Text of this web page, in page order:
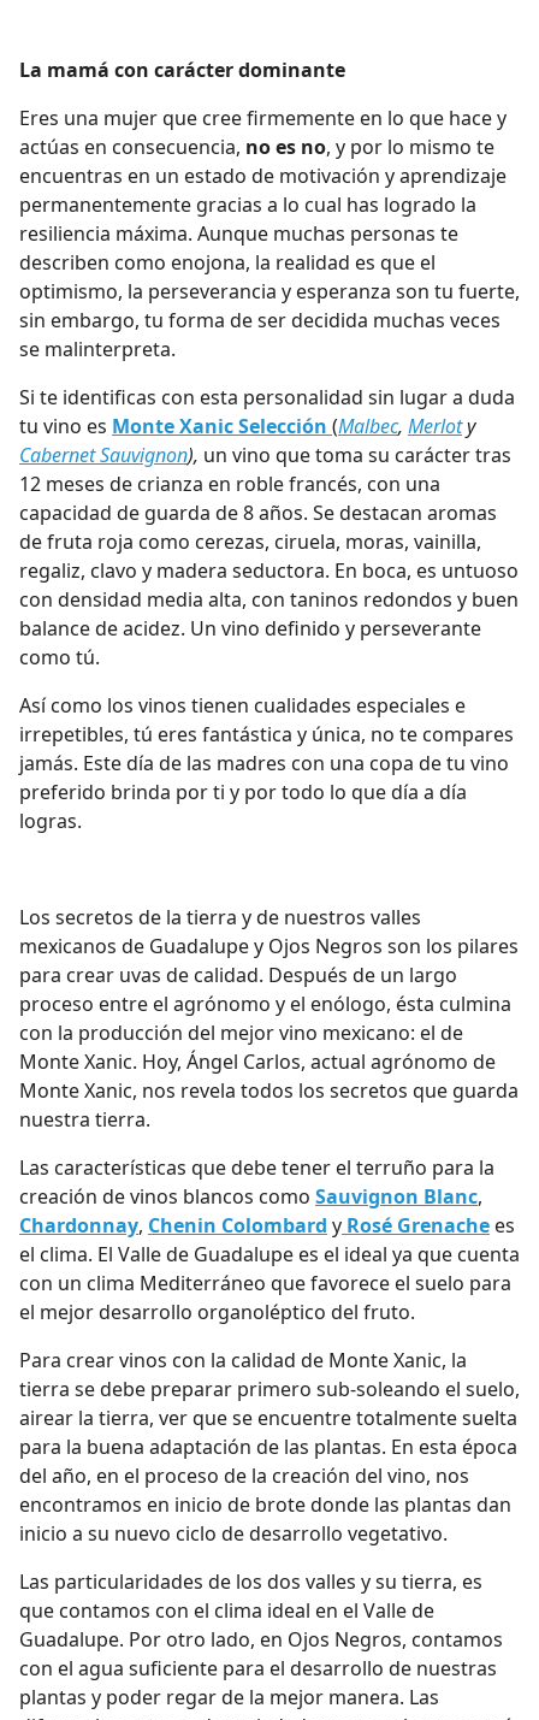
La mamá con carácter dominante
Eres una mujer que cree firmemente en lo que hace y
actúas en consecuencia, no es no, y por lo mismo te
encuentras en un estado de motivación y aprendizaje
permanentemente gracias a lo cual has logrado la
resiliencia máxima. Aunque muchas personas te
describen como enojona, la realidad es que el
optimismo, la perseverancia y esperanza son tu fuerte,
sin embargo, tu forma de ser decidida muchas veces
se malinterpreta.
Si te identificas con esta personalidad sin lugar a duda
tu vino es Monte Xanic Selección (Malbec, Merloty
Cabernet Sauvignon), un vino que toma su carácter tras
12 meses de crianza en roble francés, con una
capacidad de guarda de 8 años. Se destacan aromas
de fruta roja como cerezas, ciruela, moras, vainilla,
regaliz, clavo y madera seductora. En boca, es untuoso
con densidad media alta, con taninos redondos y buen
balance de acidez. Un vino definido y perseverante
como tú.
Así como los vinos tienen cualidades especiales e
irrepetibles, tú eres fantástica y única, no te compares
jamás. Este día de las madres con una copa de tu vino
preferido brinda por ti y por todo lo que día a día
logras.
Los secretos de la tierra y de nuestros valles
mexicanos de Guadalupe y Ojos Negros son los pilares
para crear uvas de calidad. Después de un largo
proceso entre el agrónomo y el enólogo, ésta culmina
con la producción del mejor vino mexicano: el de
Monte Xanic. Hoy, Ángel Carlos, actual agrónomo de
Monte Xanic, nos revela todos los secretos que guarda
nuestra tierra.
Las características que debe tener el terruño para la
creación de vinos blancos como Sauvignon Blanc,
Chardonnay, Chenin Colombard y Rosé Grenache es
el clima. El Valle de Guadalupe es el ideal ya que cuenta
con un clima Mediterráneo que favorece el suelo para
el mejor desarrollo organoléptico del fruto.
Para crear vinos con la calidad de Monte Xanic, la
tierra se debe preparar primero sub-soleando el suelo,
airear la tierra, ver que se encuentre totalmente suelta
para la buena adaptación de las plantas. En esta época
del año, en el proceso de la creación del vino, nos
encontramos en inicio de brote donde las plantas dan
inicio a su nuevo ciclo de desarrollo vegetativo.
Las particularidades de los dos valles y su tierra, es
que contamos con el clima ideal en el Valle de
Guadalupe. Por otro lado, en Ojos Negros, contamos
con el agua suficiente para el desarrollo de nuestras
plantas y poder regar de la mejor manera. Las